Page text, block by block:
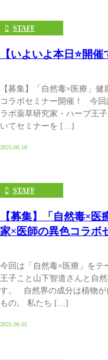
STAFF
【いよいよ本日⭐開催
【募集】「自然毒×医療」
コラボセミナー開催！ 今回
ラボ薬草研究家・ハーブ王
いてセミナーを […]
2025.06.10
STAFF
【募集】「自然毒×
家×医師の異色コラボ
今回は「自然毒×医療」をテ
王子こと山下智道さんと自
す。 自然界の成分は植物が
もの。 私たち […]
2025.06.05